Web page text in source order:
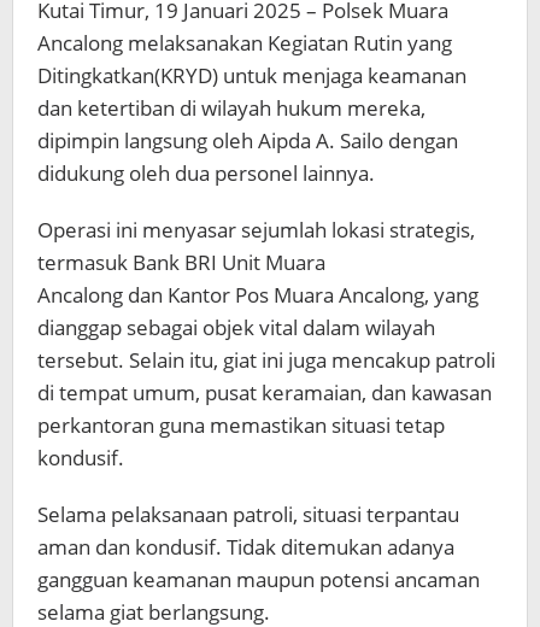
Kutai Timur, 19 Januari 2025 – Polsek Muara
Ancalong melaksanakan Kegiatan Rutin yang
Ditingkatkan(KRYD) untuk menjaga keamanan
dan ketertiban di wilayah hukum mereka,
dipimpin langsung oleh Aipda A. Sailo dengan
didukung oleh dua personel lainnya.
Operasi ini menyasar sejumlah lokasi strategis,
termasuk Bank BRI Unit Muara
Ancalong dan Kantor Pos Muara Ancalong, yang
dianggap sebagai objek vital dalam wilayah
tersebut. Selain itu, giat ini juga mencakup patroli
di tempat umum, pusat keramaian, dan kawasan
perkantoran guna memastikan situasi tetap
kondusif.
Selama pelaksanaan patroli, situasi terpantau
aman dan kondusif. Tidak ditemukan adanya
gangguan keamanan maupun potensi ancaman
selama giat berlangsung.